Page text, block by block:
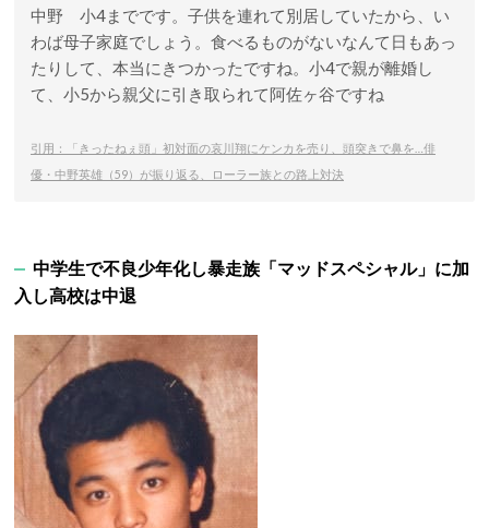
中野 小4までです。子供を連れて別居していたから、い
わば母子家庭でしょう。食べるものがないなんて日もあっ
たりして、本当にきつかったですね。小4で親が離婚し
て、小5から親父に引き取られて阿佐ヶ谷ですね
引用：「きったねぇ頭」初対面の哀川翔にケンカを売り、頭突きで鼻を…俳
優・中野英雄（59）が振り返る、ローラー族との路上対決
中学生で不良少年化し暴走族「マッドスペシャル」に加
入し高校は中退